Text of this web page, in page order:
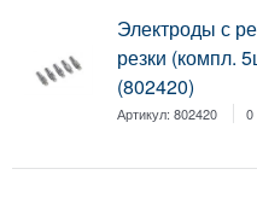
Электроды с
резки (компл.
(802420)
Артикул:802420 0